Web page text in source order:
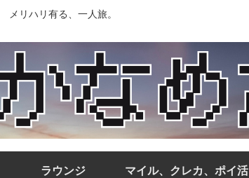
メリハリ有る、一人旅。
ラウンジ マイル、クレカ、ポイ活